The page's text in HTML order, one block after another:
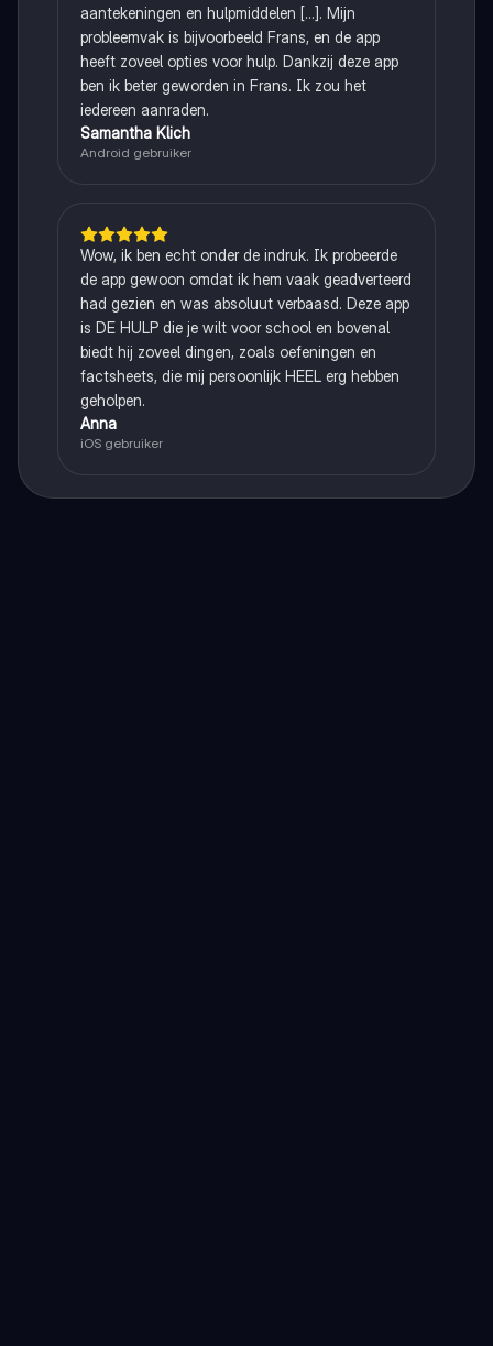
aantekeningen en hulpmiddelen [...]. Mijn
probleemvak is bijvoorbeeld Frans, en de app
heeft zoveel opties voor hulp. Dankzij deze app
ben ik beter geworden in Frans. Ik zou het
iedereen aanraden.
Samantha Klich
Android gebruiker
Wow, ik ben echt onder de indruk. Ik probeerde
de app gewoon omdat ik hem vaak geadverteerd
had gezien en was absoluut verbaasd. Deze app
is DE HULP die je wilt voor school en bovenal
biedt hij zoveel dingen, zoals oefeningen en
factsheets, die mij persoonlijk HEEL erg hebben
geholpen.
Anna
iOS gebruiker